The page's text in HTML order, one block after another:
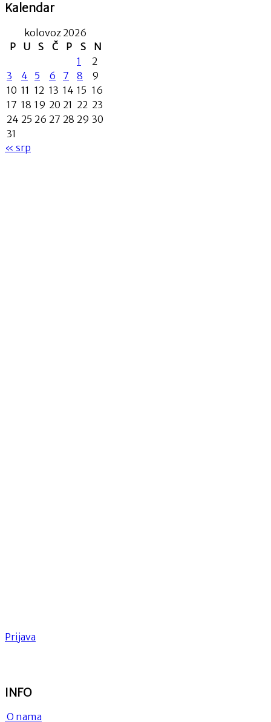
Kalendar
kolovoz 2026
P
U S Č P S
N
1
2
3
4 5 6 7 8
9
10 11 12 13 14 15 16
17 18 19 20 21 22 23
24 25 26 27 28 29 30
31
« srp
Prijava
INFO
O nama